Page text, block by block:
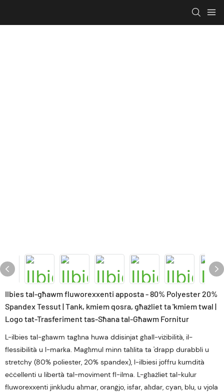
Ilbies tal-għawm fluworexxenti apposta - 80% Polyester 20%
Spandex Tessut | Tank, kmiem qosra, għażliet ta 'kmiem twal |
Logo tat-Trasferiment tas-Sħana tal-Għawm Fornitur
L-ilbies tal-għawm tagħna huwa ddisinjat għall-viżibilità, il-
flessibilità u l-marka. Magħmul minn taħlita ta 'drapp durabbli u
stretchy (80% poliester, 20% spandex), l-ilbiesi joffru kumdità
eċċellenti u libertà tal-moviment fl-ilma. L-għażliet tal-kulur
fluworexxenti jinkludu aħmar, oranġjo, isfar, aħdar, cyan, blu, u vjola